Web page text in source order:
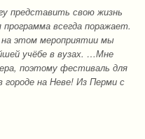
представить свою жизнь
всегда поражает.
этом мероприятии мы
учёбе в вузах. …Мне
поэтому фестиваль для
на Неве! Из Перми с